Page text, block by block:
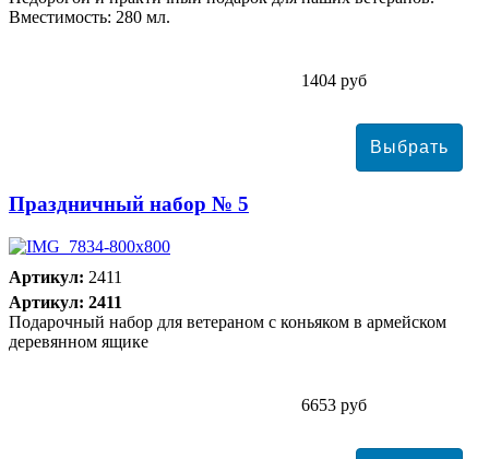
Вместимость: 280 мл.
1404 руб
Праздничный набор № 5
Артикул: 2411
Артикул: 2411
Подарочный набор для ветераном с коньяком в армейском
деревянном ящике
6653 руб